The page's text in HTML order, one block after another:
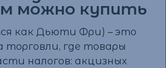
можно купить
как Дьюти Фри) – это
торговли, где товары
налогов: акцизных